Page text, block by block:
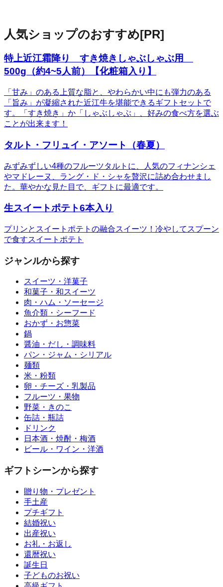
人気ショップのおすすめ[PR]
特上近江霜降り すき焼きしゃぶしゃぶ用
500g（約4~5人前）【化粧箱入り】
「甘み」のある上質な脂と、やわらかい中にも弾力のある
「旨み」が凝縮された近江牛を堪能できるギフトセットで
す。「すき焼き」か「しゃぶしゃぶ」、好みの食べ方を選ぶ
ことが出来ます！
タルト・フリュイ・アソート（春夏）
みずみずしい4種のフルーツタルトに、人気のフィナンシェ
やマドレーヌ、ラング・ド・シャを贅沢に詰め合わせまし
た。華やかな見た目で、ギフトに最適です。
生スイートポテト6本入り
プリンとスイートポテトの融合スイーツ！冷やしてスプーン
で食すスイートポテト
ジャンルから探す
スイーツ・洋菓子
和菓子・和スイーツ
肉・ハム・ソーセージ
魚介類・シーフード
おかず・お惣菜
鍋
醤油・だし・調味料
パン・ジャム・シリアル
麺類
米・粉類
卵・チーズ・乳製品
フルーツ・果物
野菜・きのこ
缶詰・瓶詰
ドリンク
日本酒・焼酎・梅酒
ビール・ワイン・洋酒
ギフトシーンから探す
贈り物・プレゼント
手土産
プチギフト
結婚祝い
出産祝い
お礼・お返し
還暦祝い
誕生日
子どものお祝い